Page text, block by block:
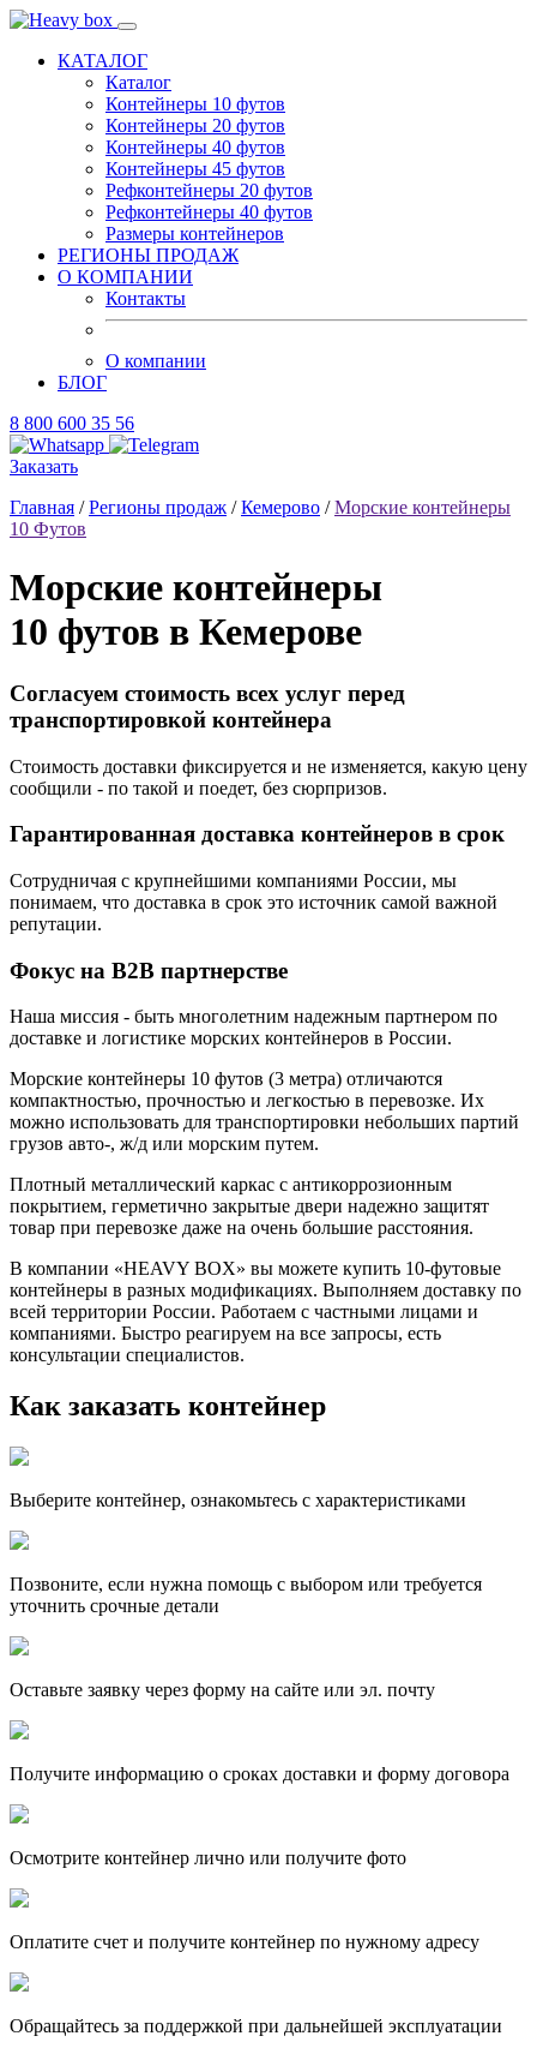
КАТАЛОГ
Каталог
Контейнеры 10 футов
Контейнеры 20 футов
Контейнеры 40 футов
Контейнеры 45 футов
Рефконтейнеры 20 футов
Рефконтейнеры 40 футов
Размеры контейнеров
РЕГИОНЫ ПРОДАЖ
О КОМПАНИИ
Контакты
О компании
БЛОГ
8 800 600 35 56
Заказать
Главная /Регионы продаж /Кемерово /Морские контейнеры
10 Футов
Морские контейнеры
10 футов в Кемерове
Согласуем стоимость всех услуг перед
транспортировкой контейнера
Стоимость доставки фиксируется и не изменяется, какую цену
сообщили - по такой и поедет, без сюрпризов.
Гарантированная доставка контейнеров в срок
Сотрудничая с крупнейшими компаниями России, мы
понимаем, что доставка в срок это источник самой важной
репутации.
Фокус на B2B партнерстве
Наша миссия - быть многолетним надежным партнером по
доставке и логистике морских контейнеров в России.
Морские контейнеры 10 футов (3 метра) отличаются
компактностью, прочностью и легкостью в перевозке. Их
можно использовать для транспортировки небольших партий
грузов авто-, ж/д или морским путем.
Плотный металлический каркас с антикоррозионным
покрытием, герметично закрытые двери надежно защитят
товар при перевозке даже на очень большие расстояния.
В компании «HEAVY BOX» вы можете купить 10-футовые
контейнеры в разных модификациях. Выполняем доставку по
всей территории России. Работаем с частными лицами и
компаниями. Быстро реагируем на все запросы, есть
консультации специалистов.
Как заказать контейнер
Выберите контейнер, ознакомьтесь с характеристиками
Позвоните, если нужна помощь с выбором или требуется
уточнить срочные детали
Оставьте заявку через форму на сайте или эл. почту
Получите информацию о сроках доставки и форму договора
Осмотрите контейнер лично или получите фото
Оплатите счет и получите контейнер по нужному адресу
Обращайтесь за поддержкой при дальнейшей эксплуатации